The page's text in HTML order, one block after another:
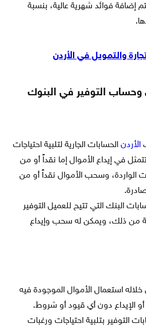
إضافة فوائد شهرية عالية، بنسبة
والتمويل في الأردن
وحساب التوفير في البنوك
الأردنالحسابات الجارية لتلبية احتياجات
في إيداع الأموال إما نقداً أو من
الواردة، وسحب الأموال نقداً أو من
البنك التي تتيح للعميل التوفير
من ذلك، ويمكن له سحب وإيداع
استعمال الأموال الموجودة فيه
الإيداع دون أي قيود أو شروط.
التوفير بتلبية احتياجات ورغبات